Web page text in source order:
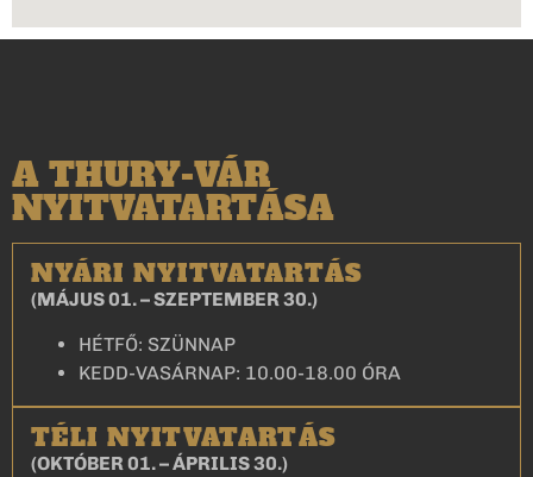
A THURY-VÁR
NYITVATARTÁSA
NYÁRI NYITVATARTÁS
(MÁJUS 01. – SZEPTEMBER 30.)
HÉTFŐ: SZÜNNAP
KEDD-VASÁRNAP: 10.00-18.00 ÓRA
TÉLI NYITVATARTÁS
(OKTÓBER 01. – ÁPRILIS 30.)